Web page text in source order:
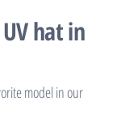
hat in
model in our